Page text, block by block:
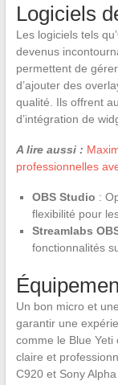
Logiciels
Les logiciels tels
devenus
permettent de
d’ajouter des
qualité. Ils offrent
d’intégration de
A lire aussi :
professionnelles
OBS Studio :
flexibilité pour
Streamlabs
fonctionnalités
Un bon micro et
garantir une
comme le Blue
claire et
C920 et Sony